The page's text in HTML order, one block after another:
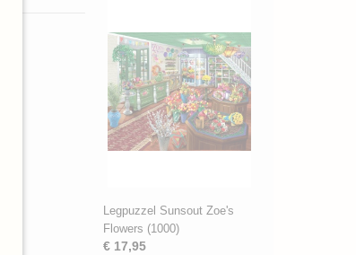
Legpuzzel Sunsout Zoe's
Flowers (1000)
€ 17,95